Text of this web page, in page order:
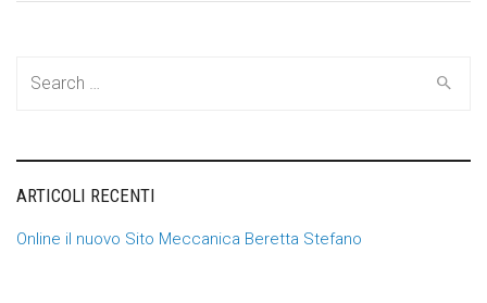
ARTICOLI RECENTI
Online il nuovo Sito Meccanica Beretta Stefano